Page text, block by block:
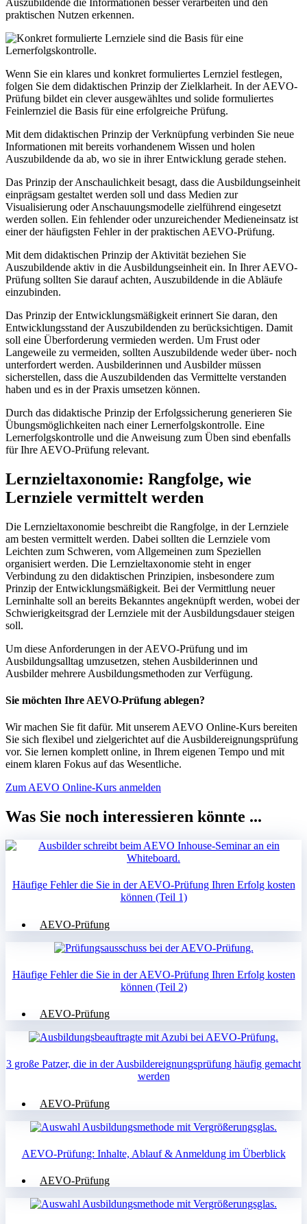
praktischen Nutzen erkennen.
Wenn Sie ein klares und konkret formuliertes Lernziel festlegen,
folgen Sie dem didaktischen Prinzip der Zielklarheit. In der AEVO-
Prüfung bildet ein clever ausgewähltes und solide formuliertes
Feinlernziel die Basis für eine erfolgreiche Prüfung.
Mit dem didaktischen Prinzip der Verknüpfung verbinden Sie neue
Informationen mit bereits vorhandenem Wissen und holen
Auszubildende da ab, wo sie in ihrer Entwicklung gerade stehen.
Das Prinzip der Anschaulichkeit besagt, dass die Ausbildungseinheit
einprägsam gestaltet werden soll und dass Medien zur
Visualisierung oder Anschauungsmodelle zielführend eingesetzt
werden sollen. Ein fehlender oder unzureichender Medieneinsatz ist
einer der häufigsten Fehler in der praktischen AEVO-Prüfung.
Mit dem didaktischen Prinzip der Aktivität beziehen Sie
Auszubildende aktiv in die Ausbildungseinheit ein. In Ihrer AEVO-
Prüfung sollten Sie darauf achten, Auszubildende in die Abläufe
einzubinden.
Das Prinzip der Entwicklungsmäßigkeit erinnert Sie daran, den
Entwicklungsstand der Auszubildenden zu berücksichtigen. Damit
soll eine Überforderung vermieden werden. Um Frust oder
Langeweile zu vermeiden, sollten Auszubildende weder über- noch
unterfordert werden. Ausbilderinnen und Ausbilder müssen
sicherstellen, dass die Auszubildenden das Vermittelte verstanden
haben und es in der Praxis umsetzen können.
Durch das didaktische Prinzip der Erfolgssicherung generieren Sie
Übungsmöglichkeiten nach einer Lernerfolgskontrolle. Eine
Lernerfolgskontrolle und die Anweisung zum Üben sind ebenfalls
für Ihre AEVO-Prüfung relevant.
Lernzieltaxonomie: Rangfolge, wie
Lernziele vermittelt werden
Die Lernzieltaxonomie beschreibt die Rangfolge, in der Lernziele
am besten vermittelt werden. Dabei sollten die Lernziele vom
Leichten zum Schweren, vom Allgemeinen zum Speziellen
organisiert werden. Die Lernzieltaxonomie steht in enger
Verbindung zu den didaktischen Prinzipien, insbesondere zum
Prinzip der Entwicklungsmäßigkeit. Bei der Vermittlung neuer
Lerninhalte soll an bereits Bekanntes angeknüpft werden, wobei der
Schwierigkeitsgrad der Lernziele mit der Ausbildungsdauer steigen
soll.
Um diese Anforderungen in der AEVO-Prüfung und im
Ausbildungsalltag umzusetzen, stehen Ausbilderinnen und
Ausbilder mehrere Ausbildungsmethoden zur Verfügung.
Sie möchten Ihre AEVO-Prüfung ablegen?
Wir machen Sie fit dafür. Mit unserem AEVO Online-Kurs bereiten
Sie sich flexibel und zielgerichtet auf die Ausbildereignungsprüfung
vor. Sie lernen komplett online, in Ihrem eigenen Tempo und mit
einem klaren Fokus auf das Wesentliche.
Zum AEVO Online-Kurs anmelden
Was Sie noch interessieren könnte ...
Häufige Fehler die Sie in der AEVO-Prüfung Ihren Erfolg kosten
können (Teil 1)
AEVO-Prüfung
Häufige Fehler die Sie in der AEVO-Prüfung Ihren Erfolg kosten
können (Teil 2)
AEVO-Prüfung
3 große Patzer, die in der Ausbildereignungsprüfung häufig gemacht
werden
AEVO-Prüfung
AEVO-Prüfung: Inhalte, Ablauf & Anmeldung im Überblick
AEVO-Prüfung